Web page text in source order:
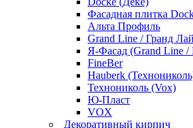
Фасадная плитка
Альта Профиль
Grand Line / Гранд
Я-Фасад (Grand Line /
FineBer
Hauberk
Технониколь (Vox)
Ю-Пласт
VOX
Декоративный кирпич